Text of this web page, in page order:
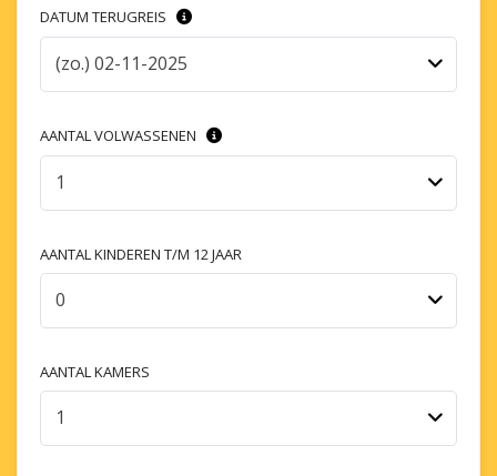
DATUM TERUGREIS
(zo.) 02-11-2025
AANTAL VOLWASSENEN
1
AANTAL KINDEREN T/M 12 JAAR
0
AANTAL KAMERS
1